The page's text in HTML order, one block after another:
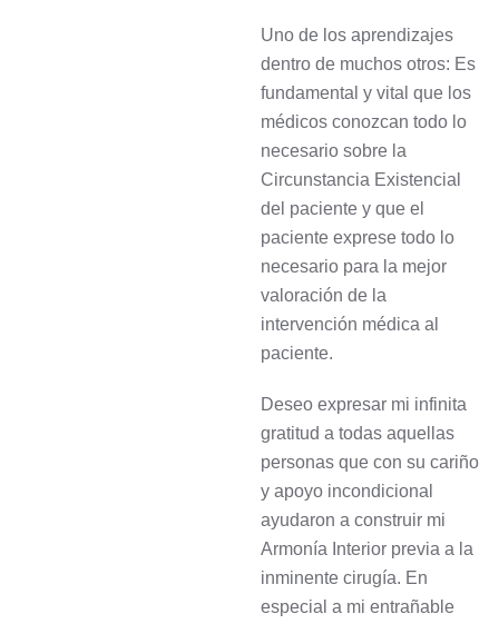
Uno de los aprendizajes
dentro de muchos otros: Es
fundamental y vital que los
médicos conozcan todo lo
necesario sobre la
Circunstancia Existencial
del paciente y que el
paciente exprese todo lo
necesario para la mejor
valoración de la
intervención médica al
paciente.
Deseo expresar mi infinita
gratitud a todas aquellas
personas que con su cariño
y apoyo incondicional
ayudaron a construir mi
Armonía Interior previa a la
inminente cirugía. En
especial a mi entrañable